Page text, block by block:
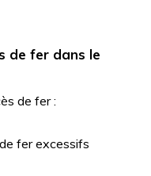
de fer dans le
de fer :
fer excessifs